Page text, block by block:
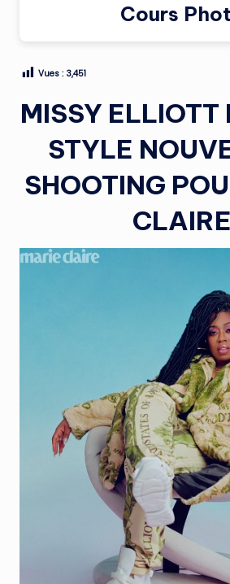
Cours
Vues : 3,451
MISSY ELLIOTT
STYLE
SHOOTING
CLAIRE